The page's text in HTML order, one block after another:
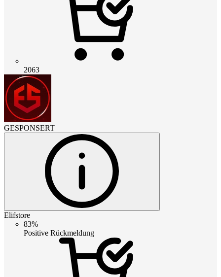
2063
GESPONSERT
Elifstore
83%
Positive Rückmeldung